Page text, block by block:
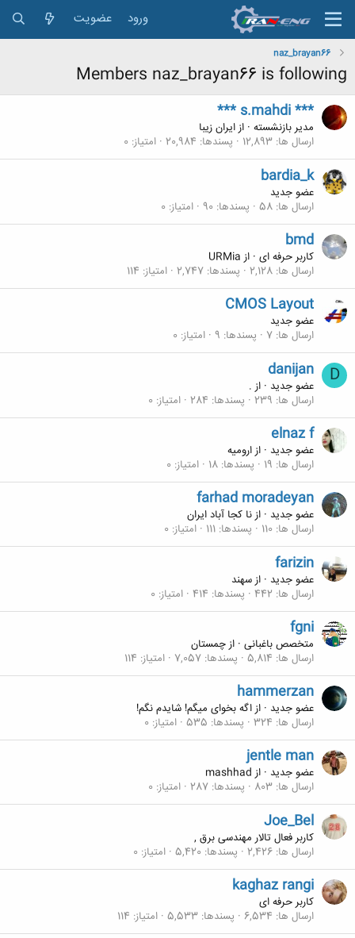
ورود عضویت
naz_brayan66
Members naz_brayan66 is following
*** s.mahdi ***
مدیر بازنشسته · ازایران زیبا
ارسال ها 12,893 پسندها 20,984 امتیاز 0
bardia_k
عضو جدید
ارسال ها 58 پسندها 90 امتیاز 0
bmd
کاربر حرفه ای · از URMia
ارسال ها 2,128 پسندها 2,747 امتیاز 114
CMOS Layout
عضو جدید
ارسال ها 7 پسندها 9 امتیاز 0
D
danijan
عضو جدید · از .
ارسال ها 239 پسندها 284 امتیاز 0
elnaz f
عضو جدید · ازارومیه
ارسال ها 19 پسندها 18 امتیاز 0
farhad moradeyan
عضو جدید · ازنا کجا آباد ایران
ارسال ها 110 پسندها 111 امتیاز 0
farizin
عضو جدید · ازسهند
ارسال ها 442 پسندها 414 امتیاز 0
fgni
متخصص باغبانی · ازچمستان
ارسال ها 5,814 پسندها 7,057 امتیاز 114
hammerzan
عضو جدید · ازاگه بخوای میگم! شایدم نگم!
ارسال ها 324 پسندها 535 امتیاز 0
jentle man
عضو جدید · از mashhad
ارسال ها 803 پسندها 287 امتیاز 0
Joe_Bel
کاربر فعال تالار مهندسی برق ,
ارسال ها 2,426 پسندها 5,420 امتیاز 0
kaghaz rangi
کاربر حرفه ای
ارسال ها 6,534 پسندها 5,533 امتیاز 114